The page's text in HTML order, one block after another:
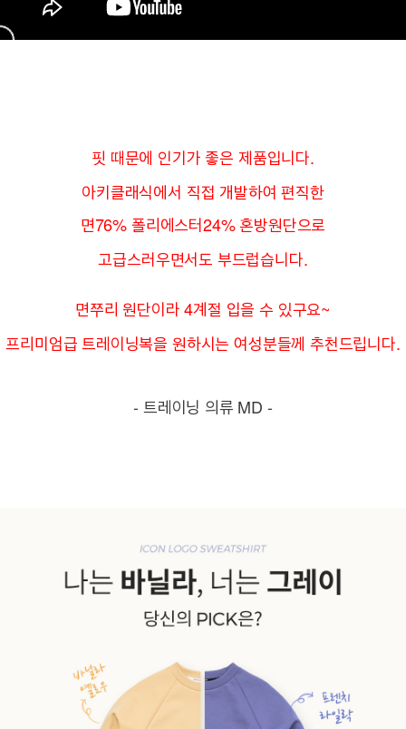
핏 때문에 인기가 좋은 제품입니다.
아키클래식에서 직접 개발하여 편직한
면76% 폴리에스터24% 혼방원단으로
고급스러우면서도 부드럽습니다.
면쭈리 원단이라 4계절 입을 수 있구요~
프리미엄급 트레이닝복을 원하시는 여성분들께 추천드립니다.
- 트레이닝 의류 MD -